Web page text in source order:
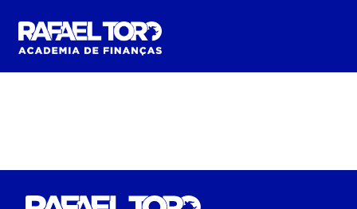
Pular
para
navegação
Pular
para
o